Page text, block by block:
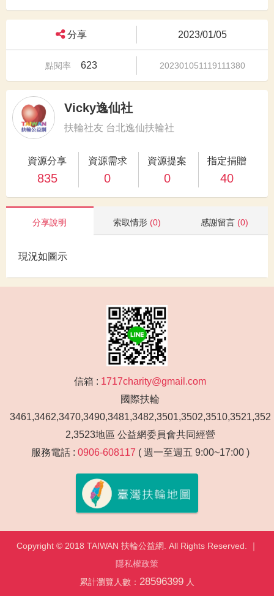
分享 2023/01/05
點閱率 623 202301051119111380
Vicky逸仙社
扶輪社友 台北逸仙扶輪社
資源分享
835
資源需求
0
資源提案
0
指定捐贈
40
分享說明 索取情形 (0) 感謝留言 (0)
現況如圖示
信箱 : 1717charity@gmail.com
國際扶輪
3461,3462,3470,3490,3481,3482,3501,3502,3510,3521,352
2,3523地區 公益網委員會共同經營
服務電話 : 0906-608117 ( 週一至週五 9:00~17:00 )
Copyright © 2018 TAIWAN 扶輪公益網. All Rights Reserved. ｜
隱私權政策
累計瀏覽人數： 28596399 人